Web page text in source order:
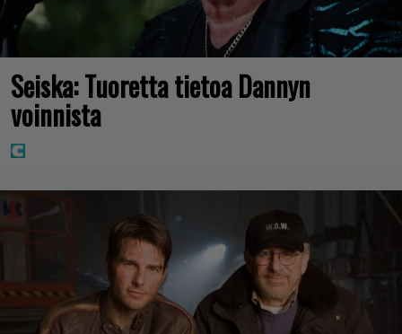
Seiska: Tuoretta tietoa Dannyn
voinnista